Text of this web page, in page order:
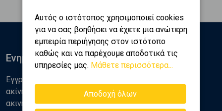
Αυτός ο ιστότοπος χρησιμοποιεί cookies
για να σας βοηθήσει να έχετε μια ανώτερη
εμπειρία περιήγησης στον ιστότοπο
καθώς και να παρέχουμε αποδοτικά τις
υπηρεσίες μας. Μάθετε περισσότερα...
Αποδοχή όλων
Ενημερωθείτε
Εγγραφείτε στο newsletter της Golden Home για νέα
ακίνητα, αναλύσεις και διάφορα θέματα της αγοράς
ακινήτων